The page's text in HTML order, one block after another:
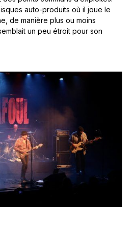
auto-produits où il joue le
de manière plus ou moins
un peu étroit pour son